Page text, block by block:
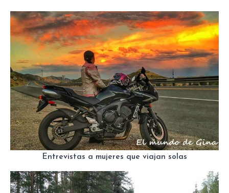
Entrevistas a mujeres que viajan solas